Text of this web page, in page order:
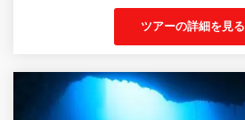
ツアーの詳細を見る